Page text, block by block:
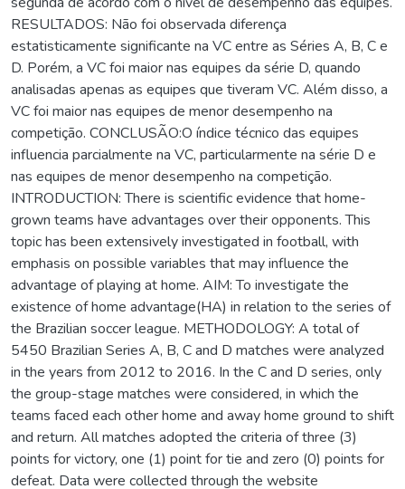
RESULTADOS: Não foi observada diferença
estatisticamente significante na VC entre as Séries A, B, C e
D. Porém, a VC foi maior nas equipes da série D, quando
analisadas apenas as equipes que tiveram VC. Além disso, a
VC foi maior nas equipes de menor desempenho na
competição. CONCLUSÃO:O índice técnico das equipes
influencia parcialmente na VC, particularmente na série D e
nas equipes de menor desempenho na competição.
INTRODUCTION: There is scientific evidence that home-
grown teams have advantages over their opponents. This
topic has been extensively investigated in football, with
emphasis on possible variables that may influence the
advantage of playing at home. AIM: To investigate the
existence of home advantage(HA) in relation to the series of
the Brazilian soccer league. METHODOLOGY: A total of
5450 Brazilian Series A, B, C and D matches were analyzed
in the years from 2012 to 2016. In the C and D series, only
the group-stage matches were considered, in which the
teams faced each other home and away home ground to shift
and return. All matches adopted the criteria of three (3)
points for victory, one (1) point for tie and zero (0) points for
defeat. Data were collected through the website